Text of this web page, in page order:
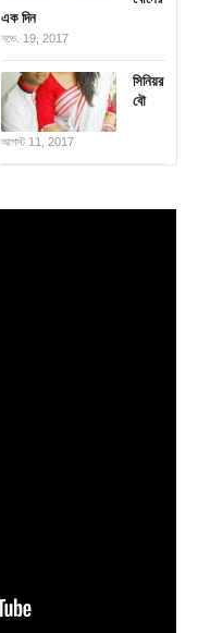
এক দিন
নভে. 19, 2017
সিনিয়র
বৌ
আগস্ট 11, 2017